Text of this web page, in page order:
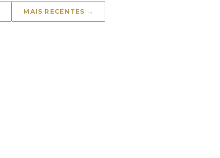
MAIS RECENTES →